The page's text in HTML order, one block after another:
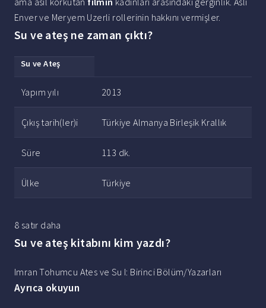
Enver ve Meryem Uzerli rollerinin hakkını vermişler.
Su ve ateş ne zaman çıktı?
Su ve Ateş
Yapım yılı 2013
Çıkış tarih(ler)i Türkiye Almanya Birleşik Krallık
Süre 113 dk.
Ülke Türkiye
8 satır daha
Su ve ateş kitabını kim yazdı?
Imran Tohumcu Ates ve Su I: Birinci Bölüm/Yazarları
Ayrıca okuyun